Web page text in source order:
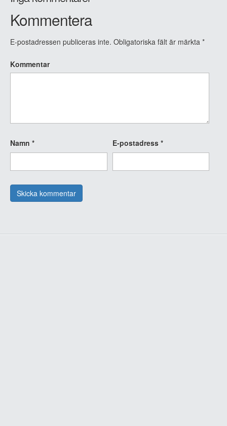
Kommentera
E-postadressen publiceras inte. Obligatoriska fält är märkta *
Kommentar
Namn * E-postadress *